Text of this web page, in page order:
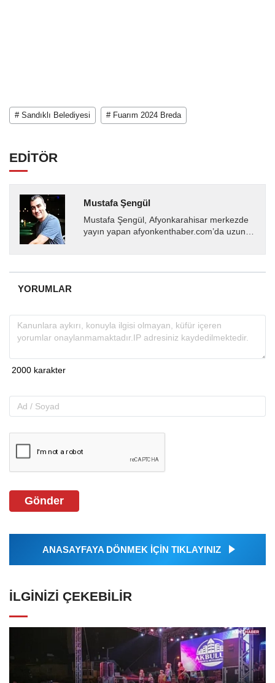
# Sandıklı Belediyesi # Fuarım 2024 Breda
EDİTÖR
Mustafa Şengül
Mustafa Şengül, Afyonkarahisar merkezde
yayın yapan afyonkenthaber.com’da uzun
almakta, haber akışı...
YORUMLAR
Gönder
ANASAYFAYA DÖNMEK İÇİN TIKLAYINIZ
İLGINIZI ÇEKEBILIR